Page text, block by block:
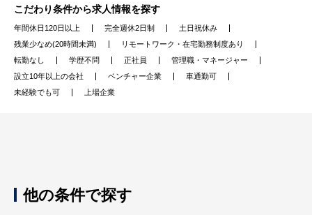
こだわり条件から求人情報を探す
年間休日120日以上 完全週休2日制
土日祝休み
残業少なめ(20時間未満)
リモートワーク・在宅勤務制度あり
転勤なし
学歴不問 正社員
管理職・マネージャー
設立10年以上の会社
ベンチャー企業
車通勤可
未経験でも可
上場企業
他の条件で探す